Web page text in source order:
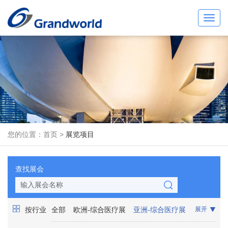
您的位置： 首页 > 展览项目
查找展会
按行业 全部 欧洲-综合医疗展
亚洲-综合医疗展
展开